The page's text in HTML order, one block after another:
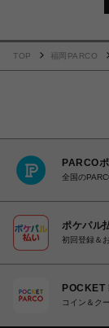
TOP 福岡PARCO
PARCO
全国の
ポケパル
初回登録＆
POCKET
コイン＆ク